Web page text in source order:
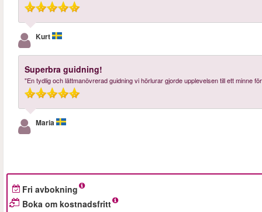
Kurt
Superbra guidning!
"En tydlig och lättmanövrerad guidning vi hörlurar gjorde upplevelsen till ett minne
Maria
Fri avbokning
Boka om kostnadsfritt